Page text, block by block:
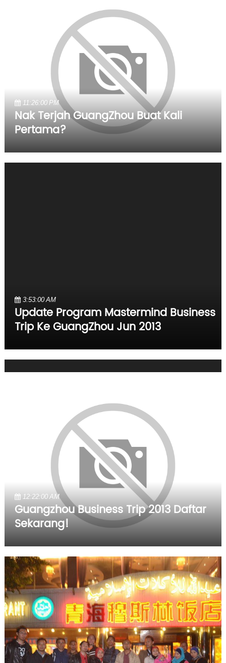
11:26:00 PM
Nak Terjah GuangZhou Buat Kali
Pertama?
3:53:00 AM
Update Program Mastermind Business
Trip Ke GuangZhou Jun 2013
12:22:00 AM
Guangzhou Business Trip 2013 Daftar
Sekarang!